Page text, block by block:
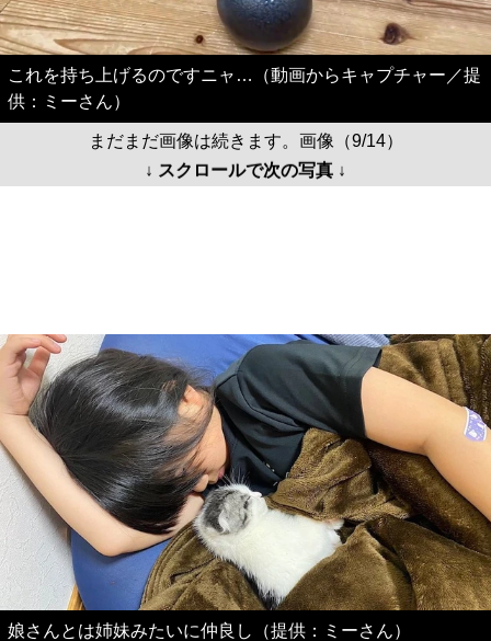
これを持ち上げるのですニャ…（動画からキャプチャー／提
供：ミーさん）
まだまだ画像は続きます。画像（9/14）
↓ スクロールで次の写真 ↓
娘さんとは姉妹みたいに仲良し（提供：ミーさん）